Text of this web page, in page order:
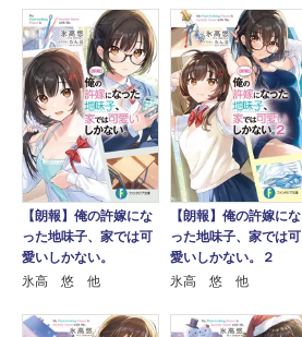
【朗報】俺の許嫁にな
った地味子、家では可
愛いしかない。
氷高 悠 他
【朗報】俺の許嫁にな
った地味子、家では可
愛いしかない。２
氷高 悠 他